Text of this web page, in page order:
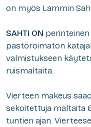
on myös Lammin
SAHTI ON
pastöroimaton
valmistukseen
ruismaltaita.
Vierteen makeus
sekoitettuja maltaita
tuntien ajan.